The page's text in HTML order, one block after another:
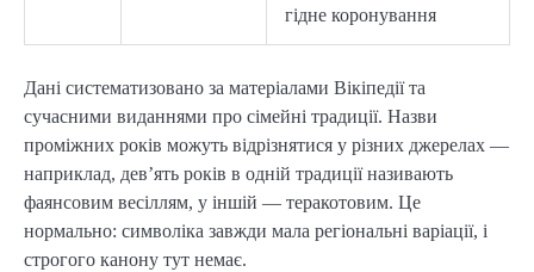
гідне коронування
Дані систематизовано за матеріалами Вікіпедії та
сучасними виданнями про сімейні традиції. Назви
проміжних років можуть відрізнятися у різних джерелах —
наприклад, дев’ять років в одній традиції називають
фаянсовим весіллям, у іншій — теракотовим. Це
нормально: символіка завжди мала регіональні варіації, і
строгого канону тут немає.